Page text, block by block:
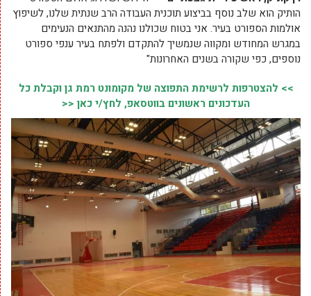
הותיק הוא שלב נוסף בביצוע תוכנית העבודה הרב שנתית שלנו, לשיפוץ
אולמות הספורט בעיר. אני בטוח שכולנו נהנה מהתנאים הנעימים
במגרש המחודש ומקווה שנמשיך להתקדם ולפתח בעיר ענפי ספורט
נוספים, כפי שקורה בשנים האחרונות"
>> להצטרפות לרשימת התפוצה של מקומונט רמת גן וקבלת כל
העדכונים ראשונים בווטסאפ, לחץ/י כאן <<